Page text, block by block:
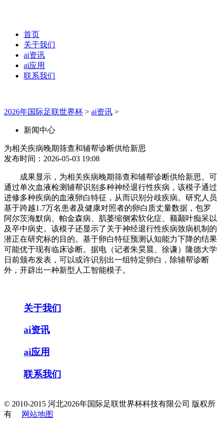
首页
关于我们
ai资讯
ai应用
联系我们
2026年国际足联世界杯 > ai资讯 >
新闻中心
为相关疾病晚期筛查和辅帮诊断供给新思
发布时间：2026-05-03 19:08
成果显示，为相关疾病晚期筛查和辅帮诊断供给新思。可
通过单次血液检测辅帮识别多种神经退行性疾病，该模子通过
进修多种疾病的血液卵白特征，从而识别分歧疾病。研究人员
基于跨越1.7万名患者及健康对照者的卵白质丈量数据，包罗
阿尔茨海默病、帕金森病、肌萎缩侧索软化症、额颞叶痴呆以
及卒中病史。该模子还显示了关于神经退行性疾病致病机制的
潜正在研究标的目的。基于卵白特征预测认知能力下降的结果
可能优于现有临床诊断。据电（记者朱昊晨、徐谦）隆德大学
日前颁布发表，可以或许识别出一组特定卵白，除辅帮诊断
外，开辟出一种新型人工智能模子。
关于我们
ai资讯
ai应用
联系我们
© 2010-2015 河北2026年国际足联世界杯科技有限公司 版权所
有
网站地图